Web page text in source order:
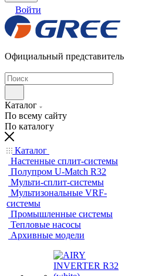
Войти
Официальный представитель
Каталог
По всему сайту
По каталогу
Каталог
Настенные сплит-системы
Полупром U-Match R32
Мульти-сплит-системы
Мультизональные VRF-
системы
Промышленные системы
Тепловые насосы
Архивные модели